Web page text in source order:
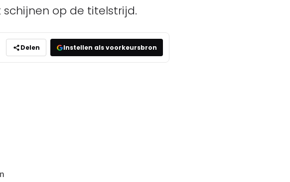
op de titelstrijd.
Delen Instellen als voorkeursbron